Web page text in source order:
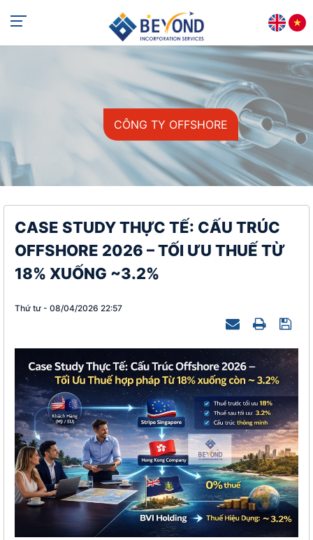
CÔNG TY OFFSHORE
CASE STUDY THỰC TẾ: CẤU TRÚC
OFFSHORE 2026 – TỐI ƯU THUẾ TỪ
18% XUỐNG ~3.2%
Thứ tư - 08/04/2026 22:57